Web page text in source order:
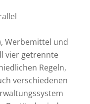
Werbemittel und
vier getrennte
Regeln,
verschiedenen